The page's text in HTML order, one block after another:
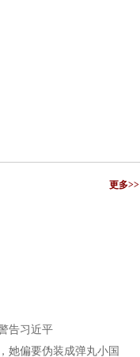
更多>>
告习近平
她偏要伪装成弹丸小国